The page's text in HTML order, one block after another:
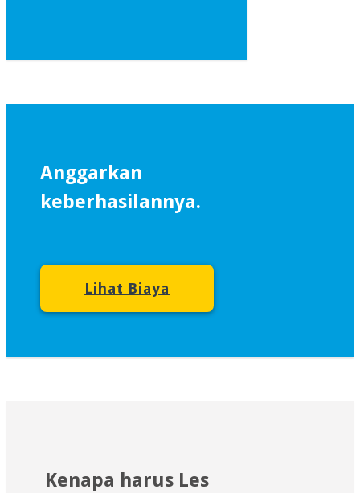
Anggarkan
keberhasilannya.
Lihat Biaya
Kenapa harus Les